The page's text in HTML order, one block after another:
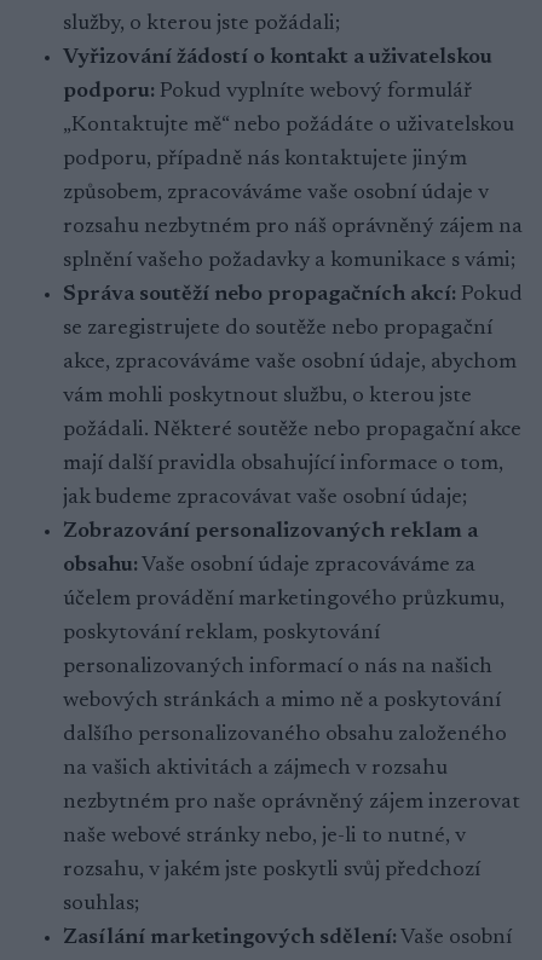
služby, o kterou jste požádali;
Vyřizování žádostí o kontakt a uživatelskou
podporu: Pokud vyplníte webový formulář
„Kontaktujte mě“ nebo požádáte o uživatelskou
podporu, případně nás kontaktujete jiným
způsobem, zpracováváme vaše osobní údaje v
rozsahu nezbytném pro náš oprávněný zájem na
splnění vašeho požadavky a komunikace s vámi;
Správa soutěží nebo propagačních akcí: Pokud
se zaregistrujete do soutěže nebo propagační
akce, zpracováváme vaše osobní údaje, abychom
vám mohli poskytnout službu, o kterou jste
požádali. Některé soutěže nebo propagační akce
mají další pravidla obsahující informace o tom,
jak budeme zpracovávat vaše osobní údaje;
Zobrazování personalizovaných reklam a
obsahu: Vaše osobní údaje zpracováváme za
účelem provádění marketingového průzkumu,
poskytování reklam, poskytování
personalizovaných informací o nás na našich
webových stránkách a mimo ně a poskytování
dalšího personalizovaného obsahu založeného
na vašich aktivitách a zájmech v rozsahu
nezbytném pro naše oprávněný zájem inzerovat
naše webové stránky nebo, je-li to nutné, v
rozsahu, v jakém jste poskytli svůj předchozí
souhlas;
Zasílání marketingových sdělení: Vaše osobní